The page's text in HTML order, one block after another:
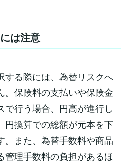
は注意
する際には、為替リスクへ
。保険料の支払いや保険金
で行う場合、円高が進行し
円換算での総額が元本を下
。また、為替手数料や商品
管理手数料の負担があるほ